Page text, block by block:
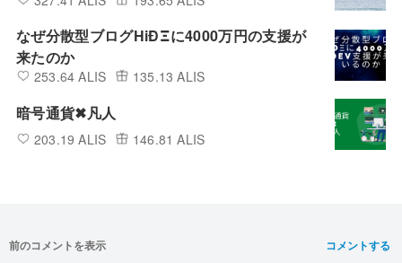
なぜ分散型ブログHiÐΞに4000万円の支援が
来たのか
253.64 ALIS 135.13 ALIS
暗号通貨✖︎凡人
203.19 ALIS 146.81 ALIS
コメントする
前のコメントを表示